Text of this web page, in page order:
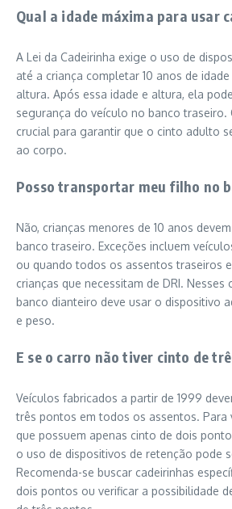
Qual a idade máxima para usar
A Lei da Cadeirinha exige o uso de
até a criança completar 10 anos de
altura. Após essa idade e altura, ela
segurança do veículo no banco traseiro.
crucial para garantir que o cinto adulto
ao corpo.
Posso transportar meu filho no
Não, crianças menores de 10 anos
banco traseiro. Exceções incluem
ou quando todos os assentos traseiros
crianças que necessitam de DRI. Nesses
banco dianteiro deve usar o dispositivo
e peso.
E se o carro não tiver cinto de
Veículos fabricados a partir de 1999
três pontos em todos os assentos. Para
que possuem apenas cinto de dois
o uso de dispositivos de retenção pode
Recomenda-se buscar cadeirinhas
dois pontos ou verificar a possibilidade